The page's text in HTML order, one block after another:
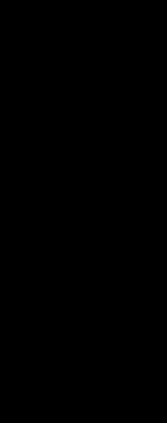
оформления
связь на высшем